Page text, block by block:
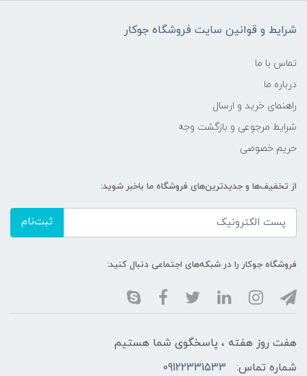
شرایط و قوانین سایت فروشگاه جوکار
تماس با ما
درباره ما
راهنمای خرید و ارسال
شرایط مرجوعی و بازگشت وجه
حریم خصوصی
از تخفیف‌ها و جدیدترین‌های فروشگاه ما باخبر شوید:
ثبت‌نام
فروشگاه جوکار را در شبکه‌های اجتماعی دنبال کنید:
هفت روز هفته ، پاسخگوی شما هستیم
شماره تماس:
09122331533